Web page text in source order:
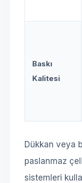
Baskı
Kalitesi
Dükkan veya
paslanmaz
sistemleri